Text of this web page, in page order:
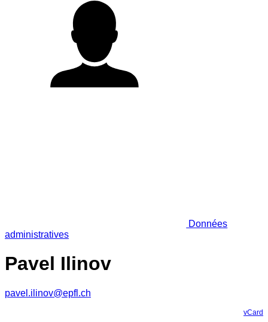
Données
administratives
Pavel Ilinov
pavel.ilinov@epfl.ch
vCard